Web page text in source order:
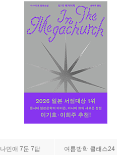
나민애 7문 7답 여름방학 클래스24